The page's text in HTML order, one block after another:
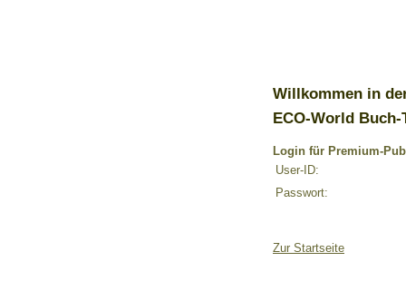
Willkommen in
ECO-World Buch-
Login für Premium-
User-ID:
Passwort:
Zur Startseite